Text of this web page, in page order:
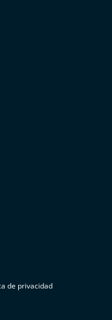
de privacidad